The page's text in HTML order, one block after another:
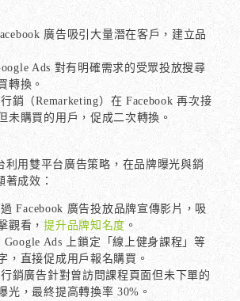
廣告吸引大量潛在客戶，建立品
Ads 對有明確需求的受眾投放搜尋
轉換。
銷（Remarketing）在 Facebook 再次接
未購買的用戶，促成二次轉換。
利用雙平台廣告策略，在品牌曝光與銷
成效：
Facebook 廣告投放品牌宣傳影片，吸
觀看，提升品牌知名度 。
Ads 上鎖定「線上健身課程」等
，直接促成用戶報名購買。
銷廣告針對曾訪問課程頁面但未下單的
光，最終提高轉換率 30%。